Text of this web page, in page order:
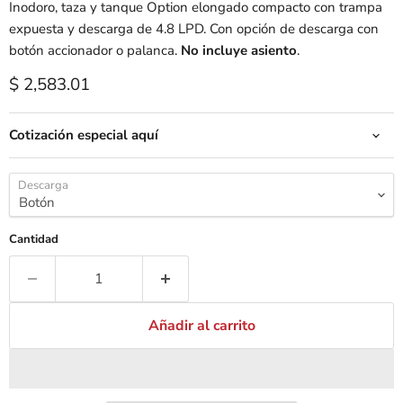
Inodoro, taza y tanque Option elongado compacto con trampa
expuesta y descarga de 4.8 LPD. Con opción de descarga con
botón accionador o palanca. No incluye asiento.
Precio actual
$ 2,583.01
Cotización especial aquí
Descarga
Cantidad
Añadir al carrito